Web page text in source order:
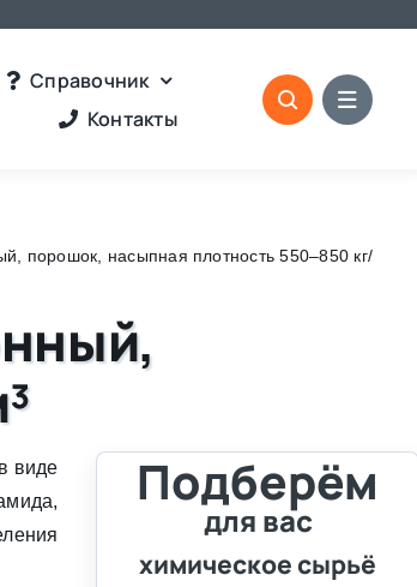
Справочник
Контакты
порошок, насыпная плотность 550–850 кг/
виде
Подберём
для вас
химическое сырьё